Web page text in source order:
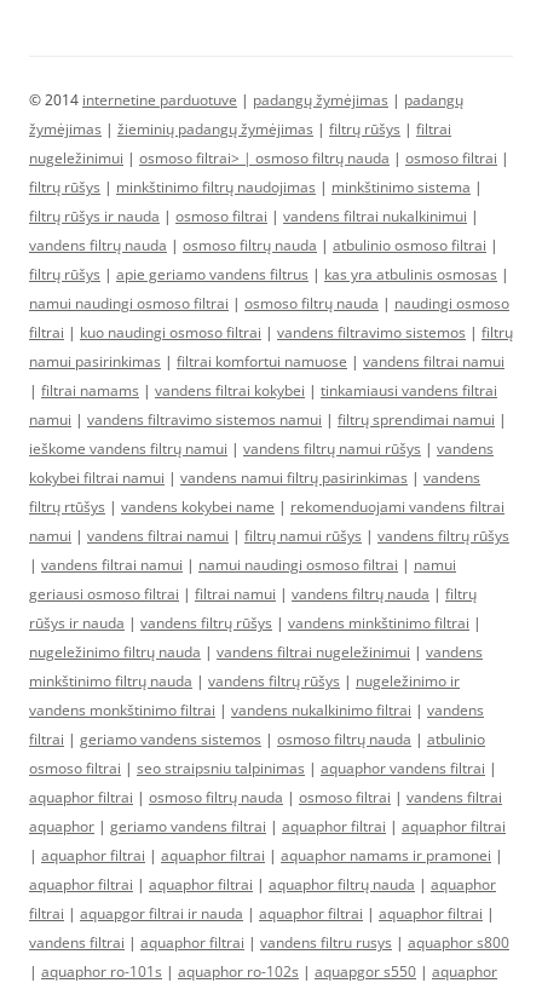
© 2014 internetine parduotuve | padangų žymėjimas | padangų
žymėjimas | žieminių padangų žymėjimas | filtrų rūšys | filtrai
nugeležinimui | osmoso filtrai> | osmoso filtrų nauda | osmoso filtrai |
filtrų rūšys | minkštinimo filtrų naudojimas | minkštinimo sistema |
filtrų rūšys ir nauda | osmoso filtrai | vandens filtrai nukalkinimui |
vandens filtrų nauda | osmoso filtrų nauda | atbulinio osmoso filtrai |
filtrų rūšys | apie geriamo vandens filtrus | kas yra atbulinis osmosas |
namui naudingi osmoso filtrai | osmoso filtrų nauda | naudingi osmoso
filtrai | kuo naudingi osmoso filtrai | vandens filtravimo sistemos | filtrų
namui pasirinkimas | filtrai komfortui namuose | vandens filtrai namui
| filtrai namams | vandens filtrai kokybei | tinkamiausi vandens filtrai
namui | vandens filtravimo sistemos namui | filtrų sprendimai namui |
ieškome vandens filtrų namui | vandens filtrų namui rūšys | vandens
kokybei filtrai namui | vandens namui filtrų pasirinkimas | vandens
filtrų rtūšys | vandens kokybei name | rekomenduojami vandens filtrai
namui | vandens filtrai namui | filtrų namui rūšys | vandens filtrų rūšys
| vandens filtrai namui | namui naudingi osmoso filtrai | namui
geriausi osmoso filtrai | filtrai namui | vandens filtrų nauda | filtrų
rūšys ir nauda | vandens filtrų rūšys | vandens minkštinimo filtrai |
nugeležinimo filtrų nauda | vandens filtrai nugeležinimui | vandens
minkštinimo filtrų nauda | vandens filtrų rūšys | nugeležinimo ir
vandens monkštinimo filtrai | vandens nukalkinimo filtrai | vandens
filtrai | geriamo vandens sistemos | osmoso filtrų nauda | atbulinio
osmoso filtrai | seo straipsniu talpinimas | aquaphor vandens filtrai |
aquaphor filtrai | osmoso filtrų nauda | osmoso filtrai | vandens filtrai
aquaphor | geriamo vandens filtrai | aquaphor filtrai | aquaphor filtrai
| aquaphor filtrai | aquaphor filtrai | aquaphor namams ir pramonei |
aquaphor filtrai | aquaphor filtrai | aquaphor filtrų nauda | aquaphor
filtrai | aquapgor filtrai ir nauda | aquaphor filtrai | aquaphor filtrai |
vandens filtrai | aquaphor filtrai | vandens filtru rusys | aquaphor s800
| aquaphor ro-101s | aquaphor ro-102s | aquapgor s550 | aquaphor